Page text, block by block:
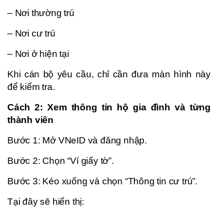
– Nơi thường trú
– Nơi cư trú
– Nơi ở hiện tại
Khi cán bộ yêu cầu, chỉ cần đưa màn hình này
để kiểm tra.
Cách 2: Xem thông tin hộ gia đình và từng
thành viên
Bước 1: Mở VNeID và đăng nhập.
Bước 2: Chọn “Ví giấy tờ”.
Bước 3: Kéo xuống và chọn “Thông tin cư trú”.
Tại đây sẽ hiển thị: